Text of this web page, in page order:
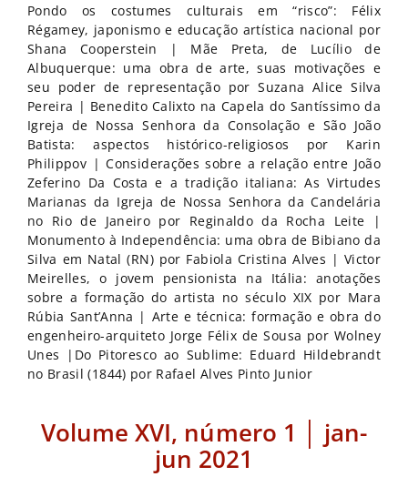
Pondo os costumes culturais em “risco”: Félix
Régamey, japonismo e educação artística nacional por
Shana Cooperstein | Mãe Preta, de Lucílio de
Albuquerque: uma obra de arte, suas motivações e
seu poder de representação por Suzana Alice Silva
Pereira | Benedito Calixto na Capela do Santíssimo da
Igreja de Nossa Senhora da Consolação e São João
Batista: aspectos histórico-religiosos por Karin
Philippov | Considerações sobre a relação entre João
Zeferino Da Costa e a tradição italiana: As Virtudes
Marianas da Igreja de Nossa Senhora da Candelária
no Rio de Janeiro por Reginaldo da Rocha Leite |
Monumento à Independência: uma obra de Bibiano da
Silva em Natal (RN) por Fabiola Cristina Alves | Victor
Meirelles, o jovem pensionista na Itália: anotações
sobre a formação do artista no século XIX por Mara
Rúbia Sant’Anna | Arte e técnica: formação e obra do
engenheiro-arquiteto Jorge Félix de Sousa por Wolney
Unes |Do Pitoresco ao Sublime: Eduard Hildebrandt
no Brasil (1844) por Rafael Alves Pinto Junior
Volume XVI, número 1 │ jan-
jun 2021